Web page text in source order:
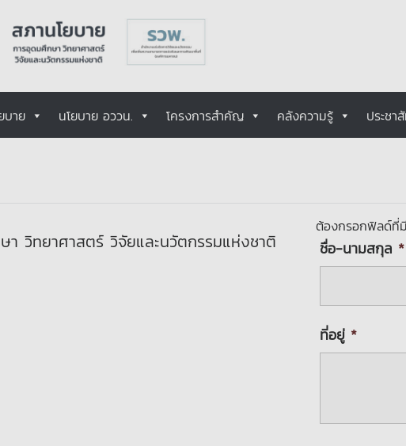
บาย นโยบาย อววน. โครงการสำคัญ คลังความรู้ ประชา
า วิทยาศาสตร์ วิจัยและนวัตกรรมแห่งชาติ
ต้องกรอกฟิลด์ที่
ชื่อ-นามสกุล *
ที่อยู่ *